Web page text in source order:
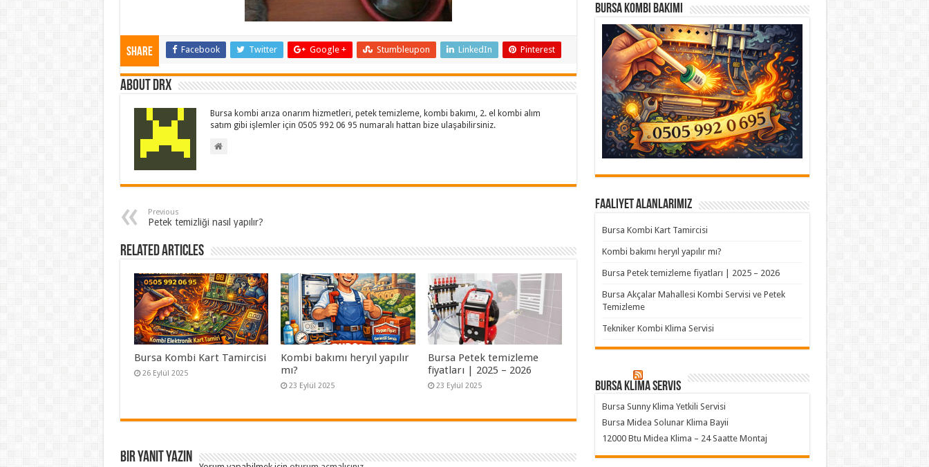
Share Facebook Twitter Google + Stumbleupon LinkedIn Pinterest
About drx
Bursa kombi arıza onarım hizmetleri, petek temizleme, kombi bakımı, 2. el kombi alım
satım gibi işlemler için 0505 992 06 95 numaralı hattan bize ulaşabilirsiniz.
Previous
Petek temizliği nasıl yapılır?
Related Articles
Bursa Kombi Kart Tamircisi
26 Eylül 2025
Kombi bakımı heryıl yapılır
mı?
23 Eylül 2025
Bursa Petek temizleme
fiyatları | 2025 – 2026
23 Eylül 2025
Bir yanıt yazın
Bursa Kombi Bakımı
Faaliyet Alanlarımız
Bursa Kombi Kart Tamircisi
Kombi bakımı heryıl yapılır mı?
Bursa Petek temizleme fiyatları | 2025 – 2026
Bursa Akçalar Mahallesi Kombi Servisi ve Petek
Temizleme
Tekniker Kombi Klima Servisi
Bursa klima servis
Bursa Sunny Klima Yetkili Servisi
Bursa Midea Solunar Klima Bayii
12000 Btu Midea Klima – 24 Saatte Montaj